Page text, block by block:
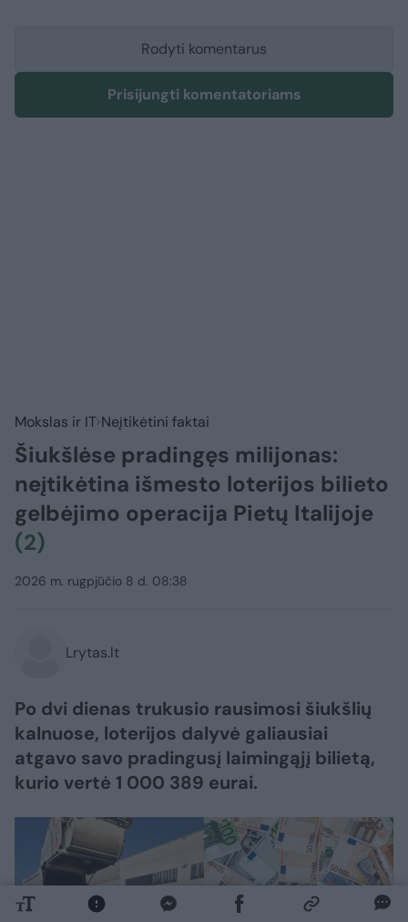
Rodyti komentarus
Prisijungti komentatoriams
Mokslas ir IT Neįtikėtini faktai
Šiukšlėse pradingęs milijonas:
neįtikėtina išmesto loterijos bilieto
gelbėjimo operacija Pietų Italijoje
(2)
2026 m. rugpjūčio 8 d. 08:38
Lrytas.lt
Po dvi dienas trukusio rausimosi šiukšlių
kalnuose, loterijos dalyvė galiausiai
atgavo savo pradingusį laimingąjį bilietą,
kurio vertė 1 000 389 eurai.